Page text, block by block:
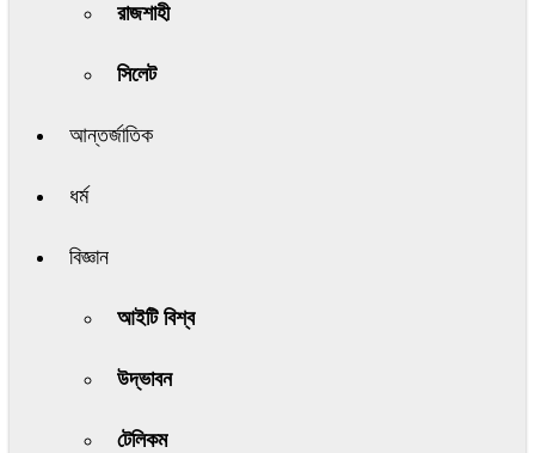
রাজশাহী
সিলেট
আন্তর্জাতিক
ধর্ম
বিজ্ঞান
আইটি বিশ্ব
উদ্ভাবন
টেলিকম